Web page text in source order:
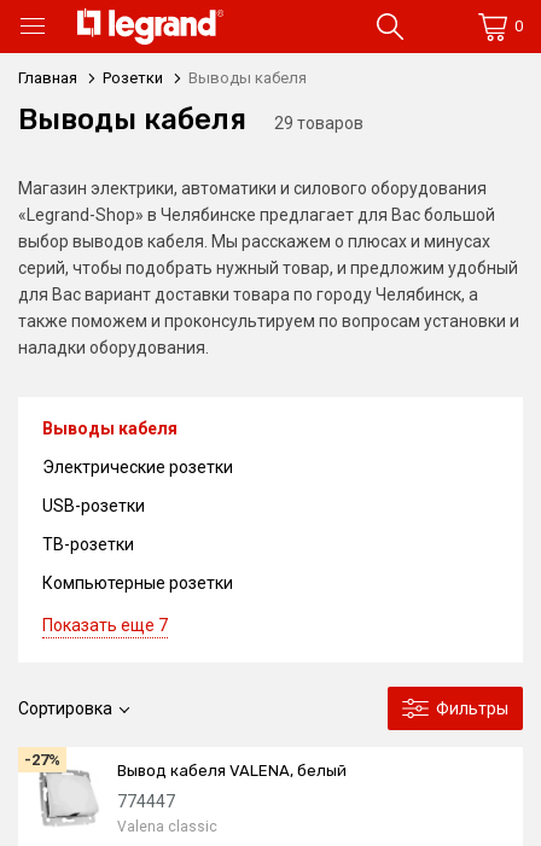
0
Главная Розетки Выводы кабеля
Выводы кабеля 29 товаров
Магазин электрики, автоматики и силового оборудования
«Legrand-Shop» в Челябинске предлагает для Вас большой
выбор выводов кабеля. Мы расскажем о плюсах и минусах
серий, чтобы подобрать нужный товар, и предложим удобный
для Вас вариант доставки товара по городу Челябинск, а
также поможем и проконсультируем по вопросам установки и
наладки оборудования.
Сортировка Фильтры
-27%
Вывод кабеля VALENA, белый
774447
Valena classic
Выводы кабеля
Электрические розетки
USB-розетки
ТВ-розетки
Компьютерные розетки
Показать еще 7